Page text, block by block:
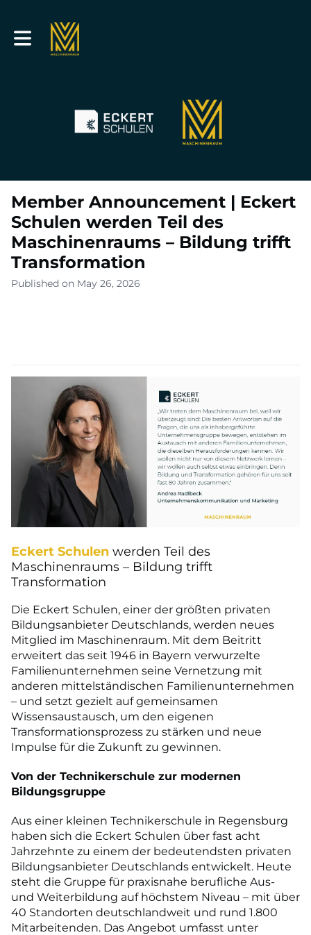
Toggle main navigation
Member Announcement | Eckert
Schulen werden Teil des
Maschinenraums – Bildung trifft
Transformation
Published on May 26, 2026
Eckert Schulen werden Teil des
Maschinenraums – Bildung trifft
Transformation
Die Eckert Schulen, einer der größten privaten
Bildungsanbieter Deutschlands, werden neues
Mitglied im Maschinenraum. Mit dem Beitritt
erweitert das seit 1946 in Bayern verwurzelte
Familienunternehmen seine Vernetzung mit
anderen mittelständischen Familienunternehmen
– und setzt gezielt auf gemeinsamen
Wissensaustausch, um den eigenen
Transformationsprozess zu stärken und neue
Impulse für die Zukunft zu gewinnen.
Von der Technikerschule zur modernen
Bildungsgruppe
Aus einer kleinen Technikerschule in Regensburg
haben sich die Eckert Schulen über fast acht
Jahrzehnte zu einem der bedeutendsten privaten
Bildungsanbieter Deutschlands entwickelt. Heute
steht die Gruppe für praxisnahe berufliche Aus-
und Weiterbildung auf höchstem Niveau – mit über
40 Standorten deutschlandweit und rund 1.800
Mitarbeitenden. Das Angebot umfasst unter